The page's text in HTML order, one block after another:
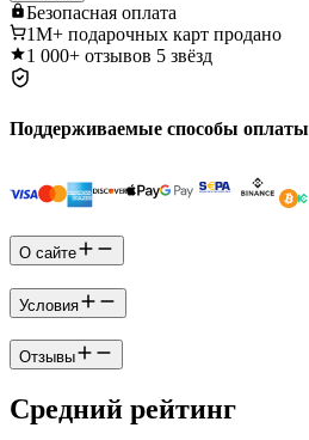
Безопасная оплата
1M+ подарочных карт продано
1 000+ отзывов 5 звёзд
Поддерживаемые способы оплаты
О сайте
Условия
Отзывы
Средний рейтинг